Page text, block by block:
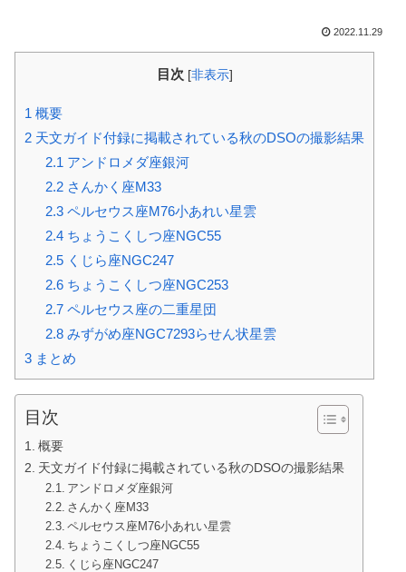
2022.11.29
目次 [非表示]
1 概要
2 天文ガイド付録に掲載されている秋のDSOの撮影結果
2.1 アンドロメダ座銀河
2.2さんかく座M33
2.3ペルセウス座M76小あれい星雲
2.4ちょうこくしつ座NGC55
2.5くじら座NGC247
2.6ちょうこくしつ座NGC253
2.7ペルセウス座の二重星団
2.8みずがめ座NGC7293らせん状星雲
3 まとめ
目次
概要
天文ガイド付録に掲載されている秋のDSOの撮影結果
アンドロメダ座銀河
さんかく座M33
ペルセウス座M76小あれい星雲
ちょうこくしつ座NGC55
くじら座NGC247